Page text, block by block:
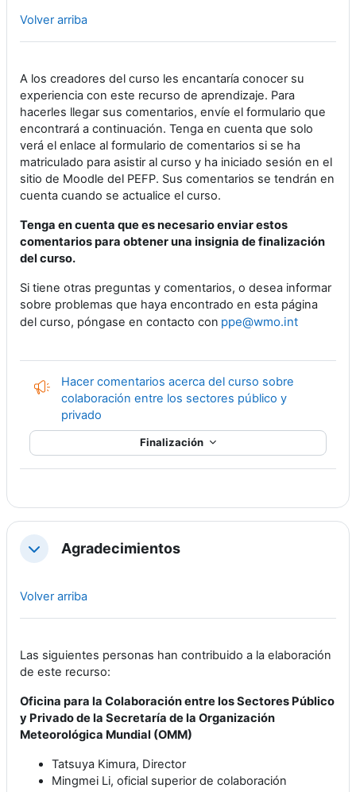
Volver arriba
A los creadores del curso les encantaría conocer su
experiencia con este recurso de aprendizaje. Para
hacerles llegar sus comentarios, envíe el formulario que
encontrará a continuación. Tenga en cuenta que solo
verá el enlace al formulario de comentarios si se ha
matriculado para asistir al curso y ha iniciado sesión en el
sitio de Moodle del PEFP. Sus comentarios se tendrán en
cuenta cuando se actualice el curso.
Tenga en cuenta que es necesario enviar estos
comentarios para obtener una insignia de finalización
del curso.
Si tiene otras preguntas y comentarios, o desea informar
sobre problemas que haya encontrado en esta página
del curso, póngase en contacto con ppe@wmo.int
Hacer comentarios acerca del curso sobre
colaboración entre los sectores público y
privado
Finalización
ColapsarAgradecimientos
Volver arriba
Las siguientes personas han contribuido a la elaboración
de este recurso:
Oficina para la Colaboración entre los Sectores Público
y Privado de la Secretaría de la Organización
Meteorológica Mundial (OMM)
Tatsuya Kimura, Director
Mingmei Li, oficial superior de colaboración